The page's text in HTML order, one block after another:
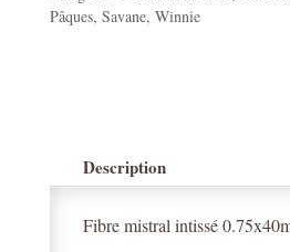
Pâques, Savane, Winnie
Description
Fibre mistral intissé